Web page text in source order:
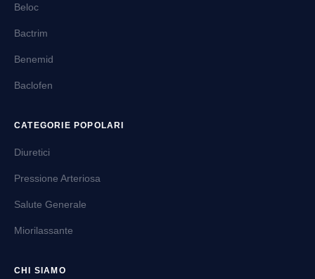
Beloc
Bactrim
Benemid
Baclofen
CATEGORIE POPOLARI
Diuretici
Pressione Arteriosa
Salute Generale
Miorilassante
CHI SIAMO